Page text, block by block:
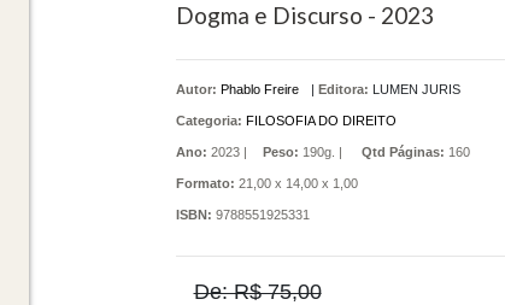
Dogma e Discurso - 2023
Autor: Phablo Freire | Editora: LUMEN JURIS
Categoria: FILOSOFIA DO DIREITO
Ano: 2023 | Peso: 190g. | Qtd Páginas: 160
Formato: 21,00 x 14,00 x 1,00
ISBN: 9788551925331
De: R$ 75,00